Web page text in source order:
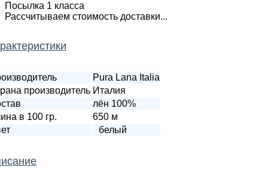
Посылка 1 класса
Рассчитываем стоимость доставки...
Pura Lana Italia
производитель Италия
лён 100%
в 100 гр.
650 м
белый